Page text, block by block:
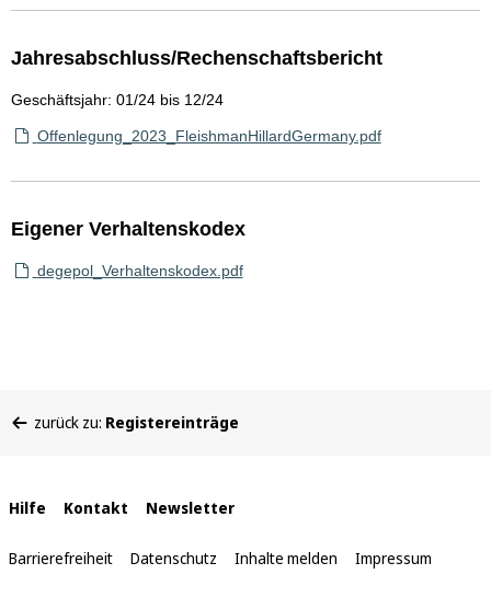
Jahresabschluss/Rechenschaftsbericht
Geschäftsjahr: 01/24 bis 12/24
Offenlegung_2023_FleishmanHillardGermany.pdf
Eigener Verhaltenskodex
degepol_Verhaltenskodex.pdf
befinden
zurück zu: Registereinträge
Interne
Links
Hilfe Kontakt Newsletter
Barrierefreiheit Datenschutz Inhalte melden Impressum